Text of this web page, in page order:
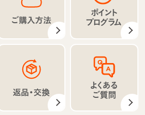
ご購入方法
ポイント
プログラム
返品・交換
よくある
ご質問